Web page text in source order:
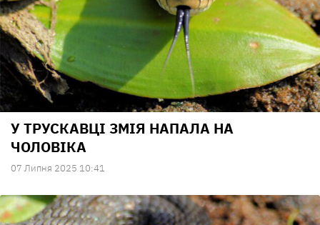
У ТРУСКАВЦІ ЗМІЯ НАПАЛА НА
ЧОЛОВІКА
07 Липня 2025 10:41